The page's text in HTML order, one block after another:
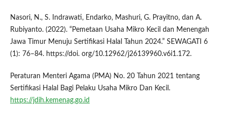
Nasori, N., S. Indrawati, Endarko, Mashuri, G. Prayitno, dan A.
Rubiyanto. (2022). “Pemetaan Usaha Mikro Kecil dan Menengah
Jawa Timur Menuju Sertifikasi Halal Tahun 2024.” SEWAGATI 6
(1): 76–84. https://doi. org/10.12962/j26139960.v6i1.172.
Peraturan Menteri Agama (PMA) No. 20 Tahun 2021 tentang
Sertifikasi Halal Bagi Pelaku Usaha Mikro Dan Kecil.
https://jdih.kemenag.go.id